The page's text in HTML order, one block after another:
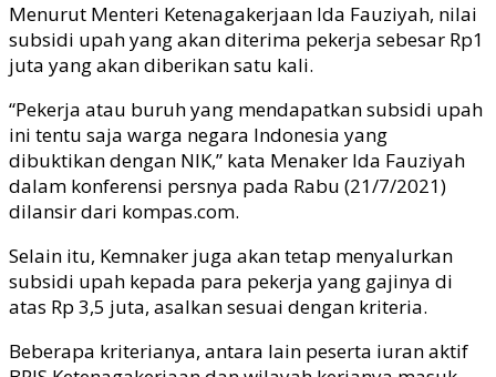
Menurut Menteri Ketenagakerjaan Ida Fauziyah, nilai
subsidi upah yang akan diterima pekerja sebesar Rp1
juta yang akan diberikan satu kali.
“Pekerja atau buruh yang mendapatkan subsidi upah
ini tentu saja warga negara Indonesia yang
dibuktikan dengan NIK,” kata Menaker Ida Fauziyah
dalam konferensi persnya pada Rabu (21/7/2021)
dilansir dari kompas.com.
Selain itu, Kemnaker juga akan tetap menyalurkan
subsidi upah kepada para pekerja yang gajinya di
atas Rp 3,5 juta, asalkan sesuai dengan kriteria.
Beberapa kriterianya, antara lain peserta iuran aktif